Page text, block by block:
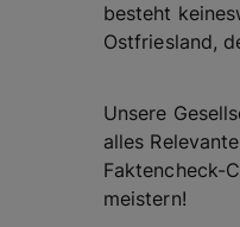
besteht
Ostfriesland,
Unsere
alles
Faktencheck-
meistern!